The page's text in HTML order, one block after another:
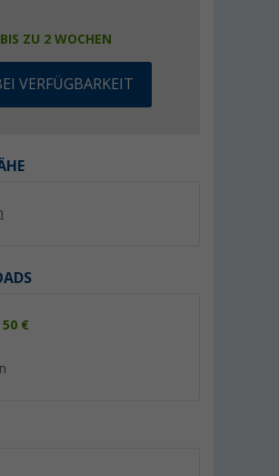
ZU 2 WOCHEN
VERFÜGBARKEIT
€
Delta 3 Tragbare